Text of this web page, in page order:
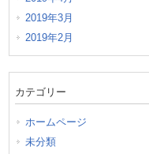
2019年3月
2019年2月
カテゴリー
ホームページ
未分類